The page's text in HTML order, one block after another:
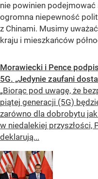
nie powinien
ogromna niepewność
z Chinami. Musimy
kraju i mieszkańców
Morawiecki i Pence
5G. „Jedynie zaufani
„Biorąc pod uwagę, że
piątej generacji (5G)
zarówno dla dobrobytu
w niedalekiej przyszłości,
deklarują...